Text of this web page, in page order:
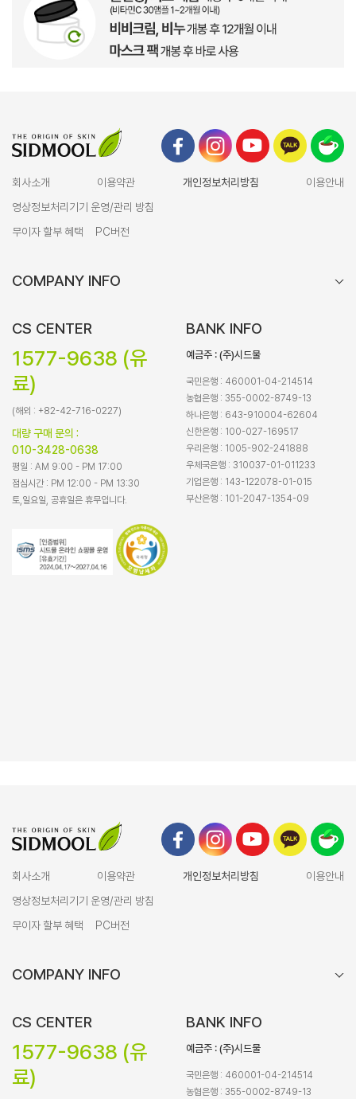
회사소개 이용약관 개인정보처리방침
이용안내
영상정보처리기기 운영/관리 방침
무이자 할부 혜택
PC버전
COMPANY INFO
CS CENTER
1577-9638 (유
료)
(해외 : +82-42-716-0227)
대량 구매 문의 :
010-3428-0638
평일 : AM 9:00 - PM 17:00
점심시간 : PM 12:00 - PM 13:30
토,일요일, 공휴일은 휴무입니다.
BANK INFO
예금주 : (주)시드물
국민은행 : 460001-04-214514
농협은행 : 355-0002-8749-13
하나은행 : 643-910004-62604
신한은행 : 100-027-169517
우리은행 : 1005-902-241888
우체국은행 : 310037-01-011233
기업은행 : 143-122078-01-015
부산은행 : 101-2047-1354-09
회사소개 이용약관 개인정보처리방침
이용안내
영상정보처리기기 운영/관리 방침
무이자 할부 혜택
PC버전
COMPANY INFO
CS CENTER
1577-9638 (유
료)
BANK INFO
예금주 : (주)시드물
국민은행 : 460001-04-214514
농협은행 : 355-0002-8749-13